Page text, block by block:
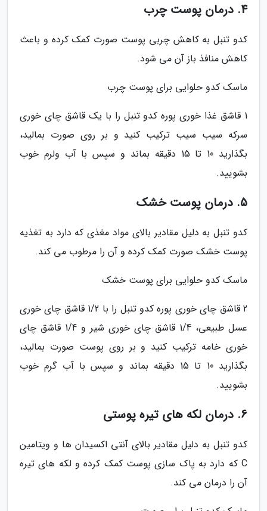
4. درمان پوست چرب
کدو تنبل به کاهش چربی پوست صورت کمک کرده و باعث
کاهش منافذ باز آن می شود.
ماسک کدو حلوایی برای پوست چرب
1 قاشق غذا خوری پوره کدو تنبل را با یک قاشق چای خوری
سرکه سیب سیب ترکیب کنید و بر روی صورت بمالید،
بگذارید 10 تا 15 دقیقه بماند و سپس با آب ولرم خوب
بشویید.
5. درمان پوست خشک
کدو تنبل به دلیل مقادیر بالای مواد مغذی که دارد به تغذیه
پوست خشک صورت کمک کرده و آن را مرطوب می کند.
ماسک کدو حلوایی برای پوست خشک
2 قاشق چای خوری پوره کدو تنبل را با 1/2 قاشق چای خوری
عسل طبیعی، 1/4 قاشق چای خوری شیر و 1/4 قاشق چای
خوری خامه ترکیب کنید و بر روی پوست صورت بمالید،
بگذارید 10 تا 15 دقیقه بماند و سپس با آب گرم خوب
بشویید.
6. درمان لکه های تیره پوستی
کدو تنبل به دلیل مقادیر بالای آنتی اکسیدان ها و ویتامین
C که دارد به پاک سازی پوست کمک کرده و لکه های تیره
آن را درمان می کند.